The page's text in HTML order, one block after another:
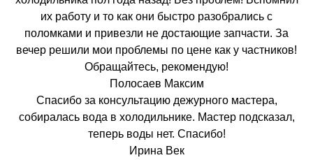
их работу и то как они быстро разобрались с
поломками и привезли не достающие запчасти. За
вечер решили мои проблемы по цене как у частников!
Обращайтесь, рекомендую!
Полосаев Максим
Спасибо за консультацию дежурного мастера,
собиралась вода в холодильнике. Мастер подсказал,
теперь воды нет. Спасибо!
Ирина Век